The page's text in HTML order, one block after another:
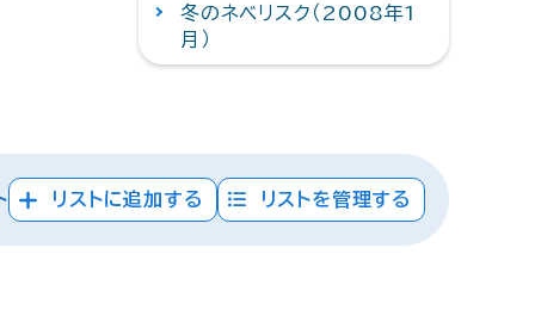
冬のネベリスク（2008年1
月）
リストに追加する リストを管理する